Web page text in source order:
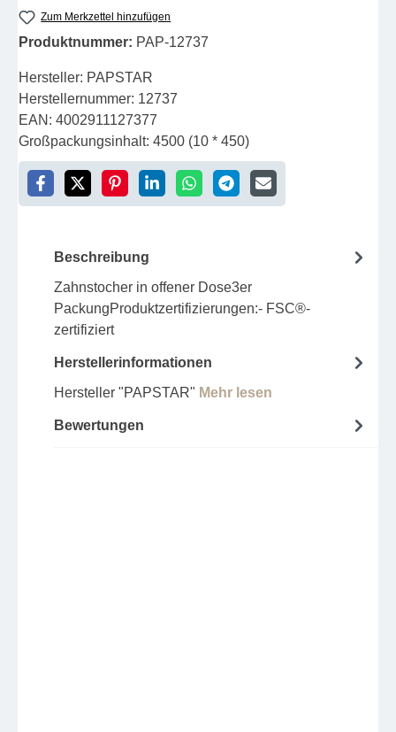
Zum Merkzettel hinzufügen
Produktnummer: PAP-12737
Hersteller: PAPSTAR
Herstellernummer: 12737
EAN: 4002911127377
Großpackungsinhalt: 4500 (10 * 450)
Beschreibung
Zahnstocher in offener Dose3er
PackungProduktzertifizierungen:- FSC®-
zertifiziert
Herstellerinformationen
Hersteller "PAPSTAR" Mehr lesen
Bewertungen